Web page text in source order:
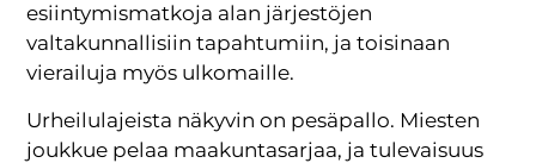
esiintymismatkoja alan järjestöjen
valtakunnallisiin tapahtumiin, ja toisinaan
vierailuja myös ulkomaille.
Urheilulajeista näkyvin on pesäpallo. Miesten
joukkue pelaa maakuntasarjaa, ja tulevaisuus